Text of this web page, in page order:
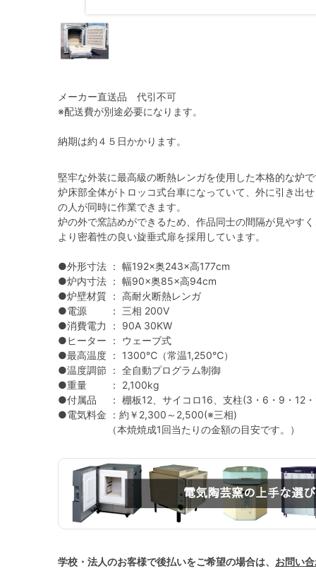
メーカー直送品 代引不可
※配送費が別途必要になります。
納期は約４５日かかります。
堅牢な外装に最高級の断熱レンガを使用した本格的な炉
炉床部全体がトロッコ式台車になっていて、外に引き出
の人が同時に作業できます。
炉の外で窯詰めができるため、作品同士の間隔が見やす
より密着性の良い旋垂式扉を採用しています。
●外形寸法 ： 幅192×奥243×高177cm
●炉内寸法 ： 幅90×奥85×高94cm
●炉壁材質 ： 高耐火断熱レンガ
●電源 ： 三相 200V
●消費電力 ： 90A 30KW
●ヒーター ： ウェーブ式
●最高温度 ： 1300℃（常温1,250℃）
●温度調節 ： 全自動プログラム制御
●重量 ： 2,100kg
●付属品 ： 棚板12、サイコロ16、支柱(3・6・9・12
●電気料金 ：約￥2,300～2,500(※三相)
（本焼焼成1回当たりの金額の目安です。）
学校・法人のお客様で後払いをご希望の場合は、 お問い